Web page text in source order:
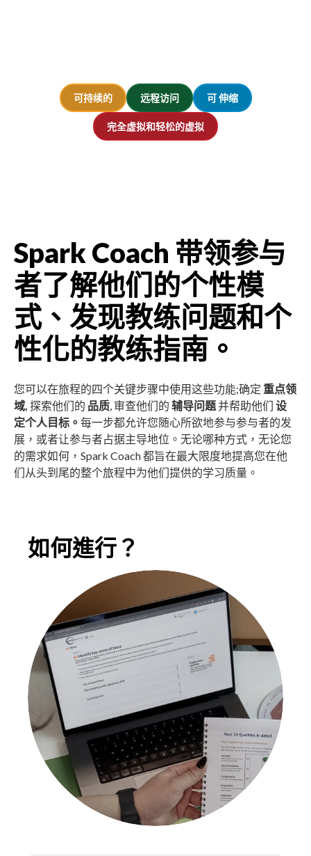
可持续的 远程访问 可 伸缩
完全虚拟和轻松的虚拟
Spark Coach 带领参与
者了解他们的个性模
式、发现教练问题和个
性化的教练指南。
您可以在旅程的四个关键步骤中使用这些功能;确定 重点领
域, 探索他们的 品质 , 审查他们的 辅导问题并帮助他们 设
定个人目标。 每一步都允许您随心所欲地参与参与者的发
展，或者让参与者占据主导地位。无论哪种方式，无论您
的需求如何，Spark Coach 都旨在最大限度地提高您在他
们从头到尾的整个旅程中为他们提供的学习质量。
如何進行？